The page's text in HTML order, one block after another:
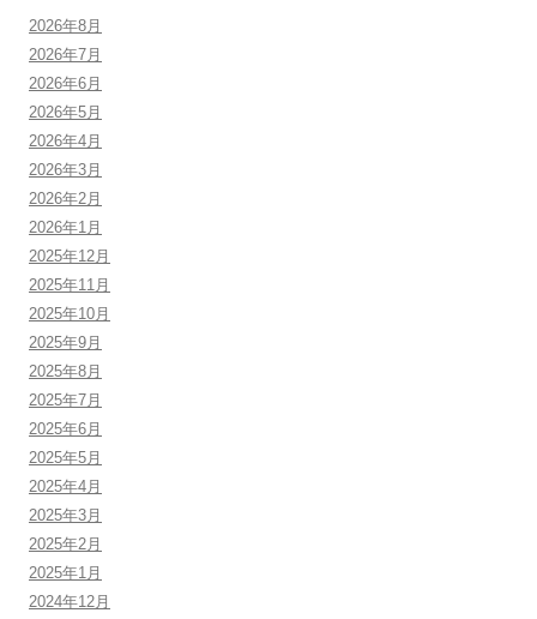
2026年8月
2026年7月
2026年6月
2026年5月
2026年4月
2026年3月
2026年2月
2026年1月
2025年12月
2025年11月
2025年10月
2025年9月
2025年8月
2025年7月
2025年6月
2025年5月
2025年4月
2025年3月
2025年2月
2025年1月
2024年12月